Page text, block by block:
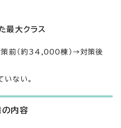
最大クラス
策前（約34,000棟）→対策後
ない。
の内容